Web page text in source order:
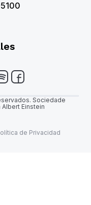
Sociedade
Einstein
de Privacidad